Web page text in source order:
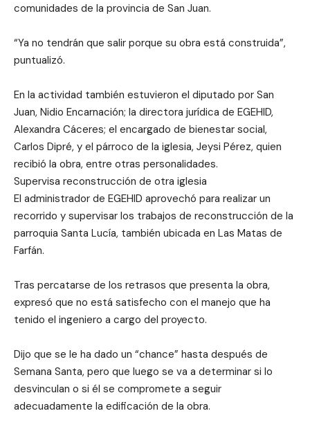
comunidades de la provincia de San Juan.
“Ya no tendrán que salir porque su obra está construida”,
puntualizó.
En la actividad también estuvieron el diputado por San
Juan, Nidio Encarnación; la directora jurídica de EGEHID,
Alexandra Cáceres; el encargado de bienestar social,
Carlos Dipré, y el párroco de la iglesia, Jeysi Pérez, quien
recibió la obra, entre otras personalidades.
Supervisa reconstrucción de otra iglesia
El administrador de EGEHID aprovechó para realizar un
recorrido y supervisar los trabajos de reconstrucción de la
parroquia Santa Lucía, también ubicada en Las Matas de
Farfán.
Tras percatarse de los retrasos que presenta la obra,
expresó que no está satisfecho con el manejo que ha
tenido el ingeniero a cargo del proyecto.
Dijo que se le ha dado un “chance” hasta después de
Semana Santa, pero que luego se va a determinar si lo
desvinculan o si él se compromete a seguir
adecuadamente la edificación de la obra.